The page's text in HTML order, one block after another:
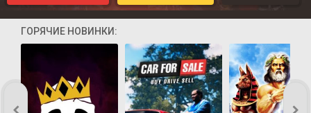
ГОРЯЧИЕ НОВИНКИ: